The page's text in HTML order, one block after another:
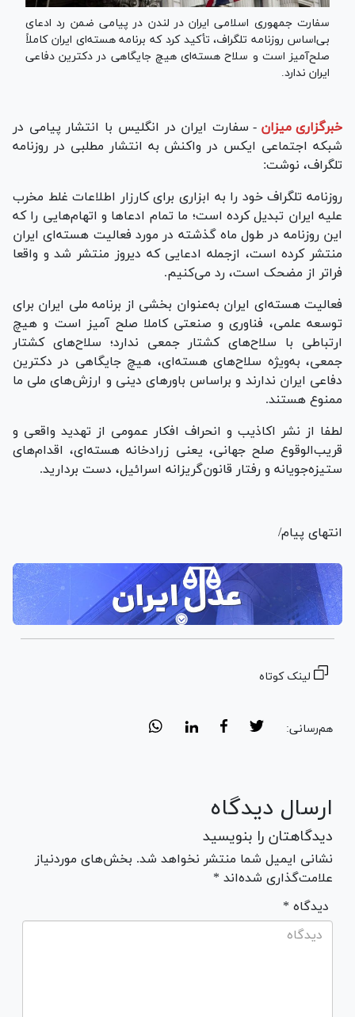
سفارت جمهوری اسلامی ایران در لندن در پیامی ضمن رد ادعای
بی‌اساس روزنامه تلگراف، تأکید کرد که برنامه هسته‌ای ایران کاملاً
صلح‌آمیز است و سلاح هسته‌ای هیچ جایگاهی در دکترین دفاعی
ایران ندارد.
خبرگزاری میزان - سفارت ایران در انگلیس با انتشار پیامی در
شبکه اجتماعی ایکس در واکنش به انتشار مطلبی در روزنامه
تلگراف، نوشت:
روزنامه تلگراف خود را به ابزاری برای کارزار اطلاعات غلط مخرب
علیه ایران تبدیل کرده است؛ ما تمام ادعا‌ها و اتهام‌هایی را که
این روزنامه در طول ماه گذشته در مورد فعالیت هسته‌ای ایران
منتشر کرده است، ازجمله ادعایی که دیروز منتشر شد و واقعا
فراتر از مضحک است، رد می‌کنیم.
فعالیت هسته‌ای ایران به‌عنوان بخشی از برنامه ملی ایران برای
توسعه علمی، فناوری و صنعتی کاملا صلح آمیز است و هیچ
ارتباطی با سلاح‌های کشتار جمعی ندارد؛ سلاح‌های کشتار
جمعی، به‌ویژه سلاح‌های هسته‌ای، هیچ جایگاهی در دکترین
دفاعی ایران ندارند و براساس باور‌های دینی و ارزش‌های ملی ما
ممنوع هستند.
لطفا از نشر اکاذیب و انحراف افکار عمومی از تهدید واقعی و
قریب‌الوقوع صلح جهانی، یعنی زرادخانه هسته‌ای، اقدام‌های
ستیزه‌جویانه و رفتار قانون‌گریزانه اسرائیل، دست بردارید.
انتهای پیام/
لینک کوتاه
هم‌رسانی:
ارسال دیدگاه
دیدگاهتان را بنویسید
نشانی ایمیل شما منتشر نخواهد شد. بخش‌های موردنیاز
علامت‌گذاری شده‌اند *
* دیدگاه